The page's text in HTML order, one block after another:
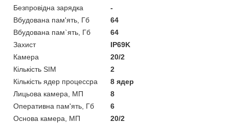
Безпровідна зарядка
-
Вбудована пам'ять, Гб
64
Вбудована пам`ять, Гб
64
Захист
IP69K
Камера
20/2
Кількість SIM
2
Кількість ядер процессра
8 ядер
Лицьова камера, МП
8
Оперативна пам'ять, Гб
6
Основа камера, МП
20/2